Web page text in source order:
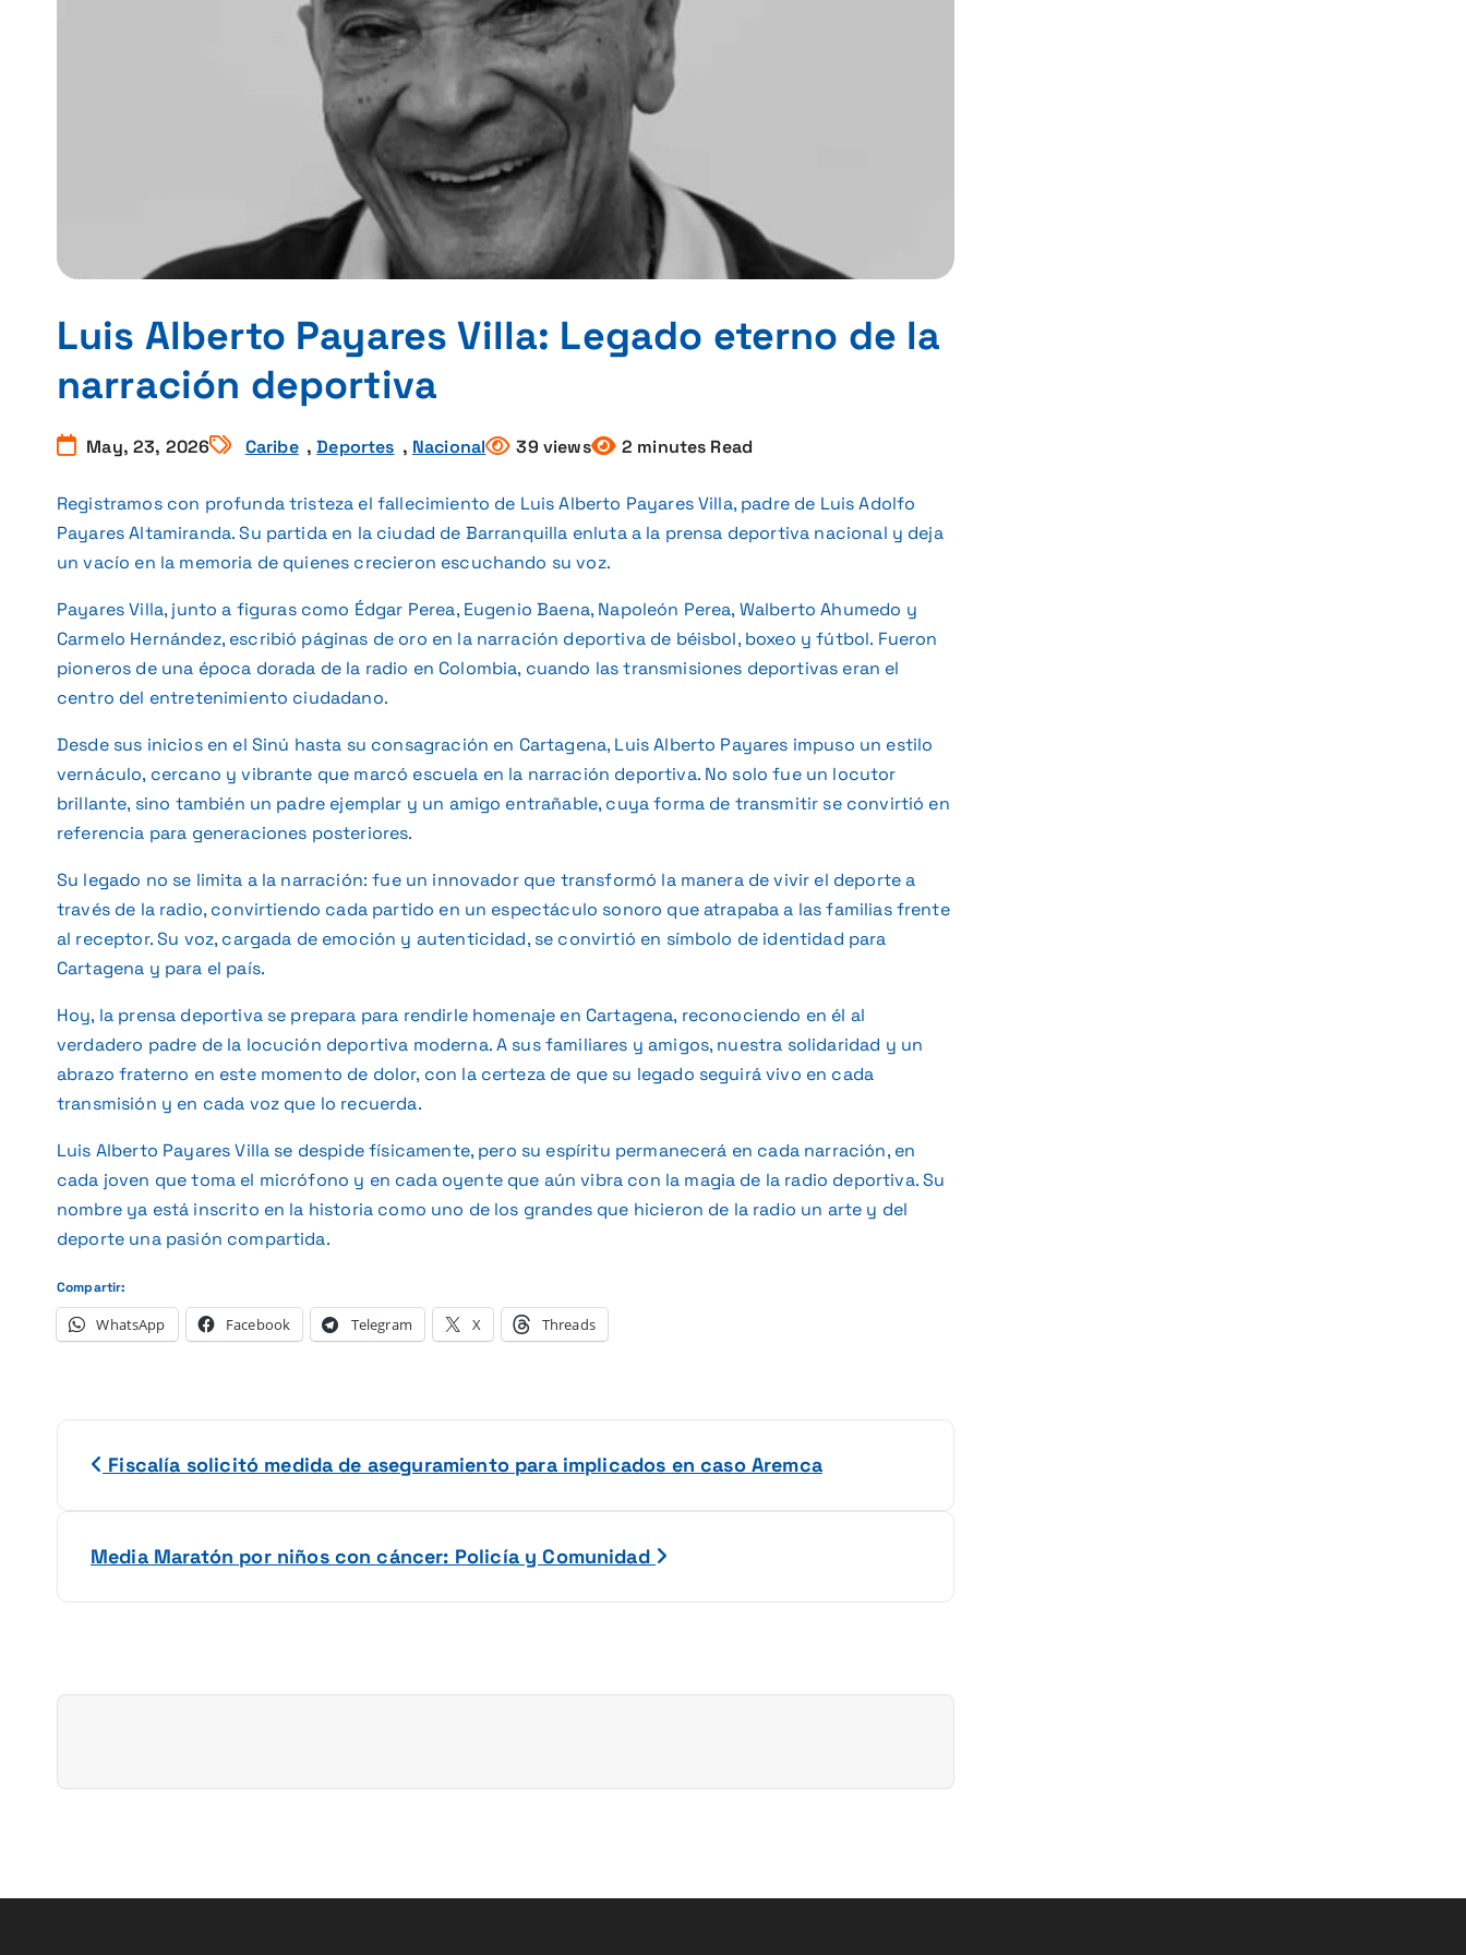
Luis Alberto Payares Villa: Legado eterno de la
narración deportiva
May, 23, 2026 Caribe ,Deportes , Nacional 39 views 2 minutes Read
Registramos con profunda tristeza el fallecimiento de Luis Alberto Payares Villa, padre de Luis Adolfo
Payares Altamiranda. Su partida en la ciudad de Barranquilla enluta a la prensa deportiva nacional y deja
un vacío en la memoria de quienes crecieron escuchando su voz.
Payares Villa, junto a figuras como Édgar Perea, Eugenio Baena, Napoleón Perea, Walberto Ahumedo y
Carmelo Hernández, escribió páginas de oro en la narración deportiva de béisbol, boxeo y fútbol. Fueron
pioneros de una época dorada de la radio en Colombia, cuando las transmisiones deportivas eran el
centro del entretenimiento ciudadano.
Desde sus inicios en el Sinú hasta su consagración en Cartagena, Luis Alberto Payares impuso un estilo
vernáculo, cercano y vibrante que marcó escuela en la narración deportiva. No solo fue un locutor
brillante, sino también un padre ejemplar y un amigo entrañable, cuya forma de transmitir se convirtió en
referencia para generaciones posteriores.
Su legado no se limita a la narración: fue un innovador que transformó la manera de vivir el deporte a
través de la radio, convirtiendo cada partido en un espectáculo sonoro que atrapaba a las familias frente
al receptor. Su voz, cargada de emoción y autenticidad, se convirtió en símbolo de identidad para
Cartagena y para el país.
Hoy, la prensa deportiva se prepara para rendirle homenaje en Cartagena, reconociendo en él al
verdadero padre de la locución deportiva moderna. A sus familiares y amigos, nuestra solidaridad y un
abrazo fraterno en este momento de dolor, con la certeza de que su legado seguirá vivo en cada
transmisión y en cada voz que lo recuerda.
Luis Alberto Payares Villa se despide físicamente, pero su espíritu permanecerá en cada narración, en
cada joven que toma el micrófono y en cada oyente que aún vibra con la magia de la radio deportiva. Su
nombre ya está inscrito en la historia como uno de los grandes que hicieron de la radio un arte y del
deporte una pasión compartida.
Compartir:
WhatsApp Facebook Telegram X Threads
a
c
Fiscalía solicitó medida de aseguramiento para implicados en caso Aremca
Media Maratón por niños con cáncer: Policía y Comunidad